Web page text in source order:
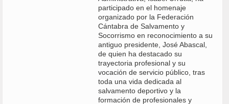
participado en el homenaje
organizado por la Federación
Cántabra de Salvamento y
Socorrismo en reconocimiento a su
antiguo presidente, José Abascal,
de quien ha destacado su
trayectoria profesional y su
vocación de servicio público, tras
toda una vida dedicada al
salvamento deportivo y la
formación de profesionales y